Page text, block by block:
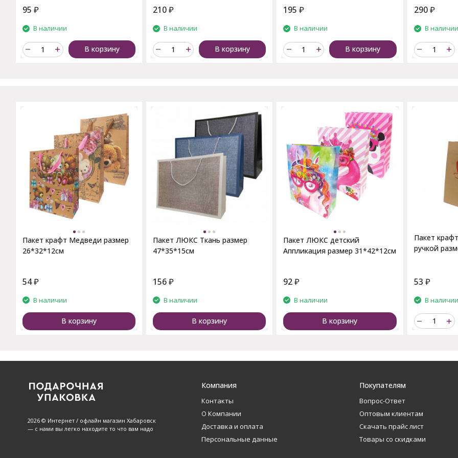
95 ₽
В наличии
В корзину
210₽
В наличии
В корзину
195 ₽
В наличии
В корзину
290₽
В наличии
Пакет крафт Медведи размер
26*32*12см
54 ₽
В наличии
В корзину
Пакет ЛЮКС Ткань размер
47*35*15см
156₽
В наличии
В корзину
Пакет ЛЮКС детский
Аппликация размер 31*42*12см
92₽
В наличии
В корзину
Пакет
ручкой
53 ₽
В наличии
2026 © Интернет / офлайн магазин Хабаровск
— с нами вы легко находите то что вам надо
Компания
Контакты
О Компании
Доставка и оплата
Персональные данные
Покупателям
Вопрос-Ответ
Оптовым клиентам
Скачать прайс лист
Товары со скидками